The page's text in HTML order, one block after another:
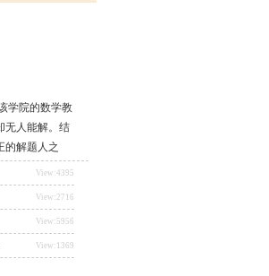
学院的数学教
无人能解。结
的解题人之
View:4395
View:2716
View:5956
View:1369